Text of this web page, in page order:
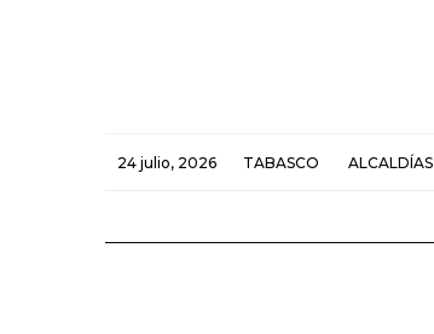
24 julio, 2026 TABASCO ALCALDÍAS